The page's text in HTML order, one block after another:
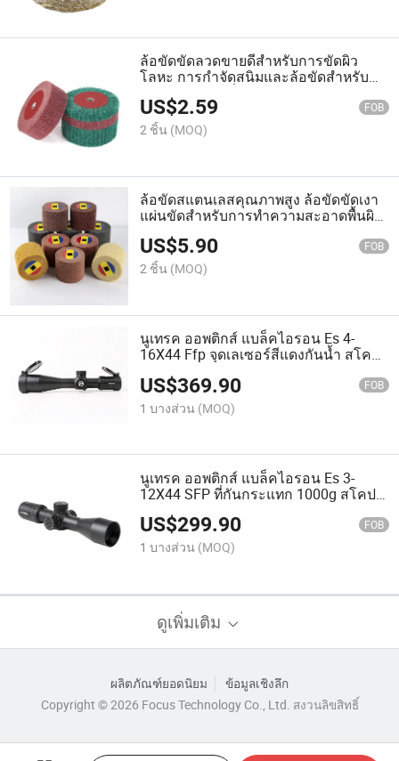
ล้อขัดขัดลวดขายดีสำหรับการขัดผิว
โลหะ การกำจัดสนิมและล้อขัดสำหรับ
100 ประเภทเครื่องเจียรมุม
US$2.59 FOB
2 ชิ้น (MOQ)
ล้อขัดสแตนเลสคุณภาพสูง ล้อขัดขัดเงา
แผ่นขัดสำหรับการทำความสะอาดพื้นผิว
และการขัดเงา
US$5.90 FOB
2 ชิ้น (MOQ)
นูเทรค ออพติกส์ แบล็คไอรอน Es 4-
16X44 Ffp จุดเลเซอร์สีแดงกันน้ำ สโคป
US$369.90 FOB
1 บางส่วน (MOQ)
นูเทรค ออพติกส์ แบล็คไอรอน Es 3-
12X44 SFP ที่กันกระแทก 1000g สโคป
สำหรับการล่าสัตว์
US$299.90 FOB
1 บางส่วน (MOQ)
ดูเพิ่มเติม
ผลิตภัณฑ์ยอดนิยม
ข้อมูลเชิงลึก
Copyright © 2026 Focus Technology Co., Ltd. สงวนลิขสิทธิ์